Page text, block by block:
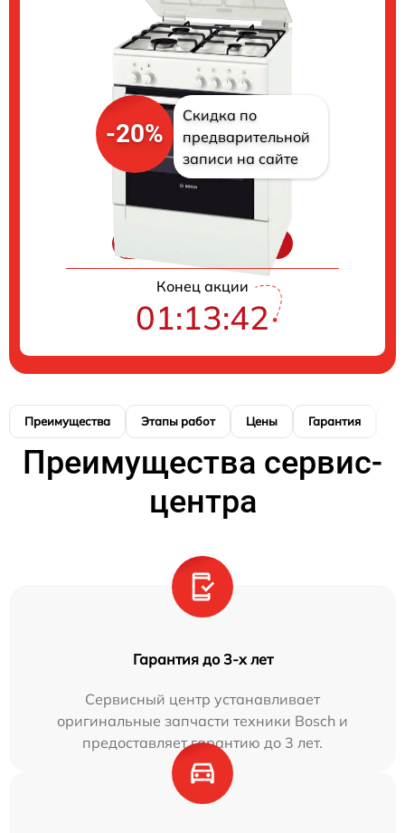
-20%
Скидка по
предварительной
записи на сайте
Конец акции
01:13:41
Преимущества Этапы работ Цены Гарантия
Преимущества сервис-
центра
Гарантия до 3-х лет
Сервисный центр устанавливает
оригинальные запчасти техники Bosch и
предоставляет гарантию до 3 лет.